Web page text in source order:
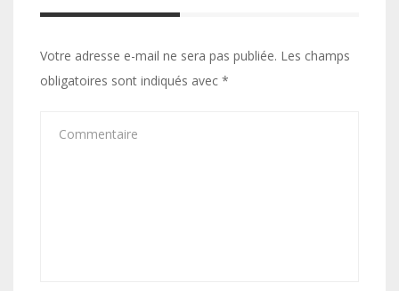
Votre adresse e-mail ne sera pas publiée. Les champs
obligatoires sont indiqués avec *